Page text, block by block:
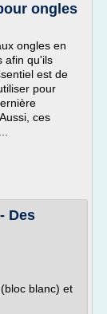
ongles
ongles en
afin qu'ils
est de
pour
ces
Des
blanc) et